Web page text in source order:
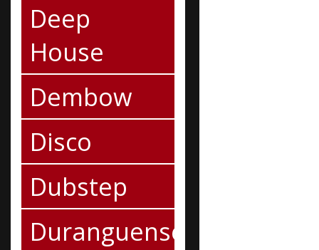
Deep
House
Dembow
Disco
Dubstep
Duranguense